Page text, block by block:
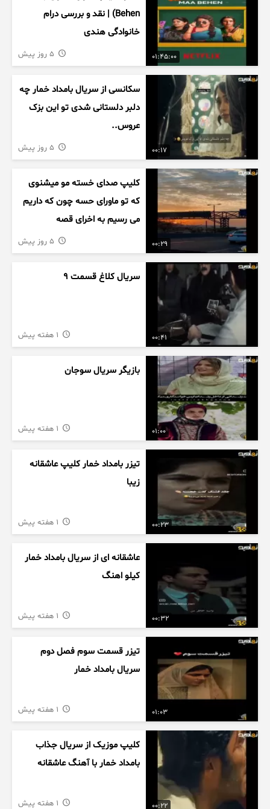
01:45:00
Behen) | نقد و بررسی درام
خانوادگی هندی
00:17
سکانسی از سریال بامداد خمار چه
دلبر دلستانی شدی تو این بزک
عروس..
00:29
کلیپ صدای خسته مو میشنوی
که تو ماورای حسه چون که داریم
می رسیم به اخرای قصه
00:41
سریال کلاغ قسمت 9
01:00
بازیگر سریال سوجان
00:23
تیزر بامداد خمار کلیپ عاشقانه
زیبا
00:32
عاشقانه ای از سریال بامداد خمار
کیلو اهنگ
01:03
تیزر قسمت سوم فصل دوم
سریال بامداد خمار
00:22
کلیپ موزیک از سریال جذاب
بامداد خمار با آهنگ عاشقانه